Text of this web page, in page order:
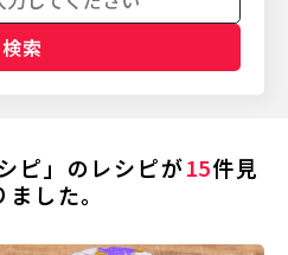
検索
ピ」のレシピが15件見
した。